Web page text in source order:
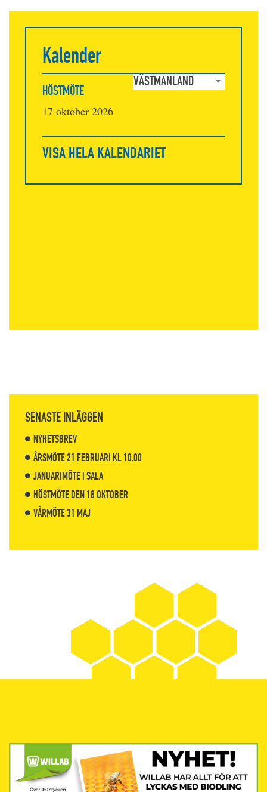
Kalender
VÄSTMANLAND
HÖSTMÖTE
17 oktober 2026
VISA HELA KALENDARIET
SENASTE INLÄGGEN
NYHETSBREV
ÅRSMÖTE 21 FEBRUARI KL 10.00
JANUARIMÖTE I SALA
HÖSTMÖTE DEN 18 OKTOBER
VÅRMÖTE 31 MAJ